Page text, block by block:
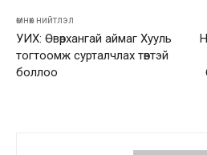
өмнөх нийтлэл
УИХ: Өвөрхангай аймаг Хууль
тогтоомж сурталчлах төвтэй
боллоо